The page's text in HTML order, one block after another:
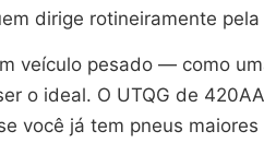
dirige rotineiramente
veículo pesado — como
o ideal. O UTQG de
você já tem pneus